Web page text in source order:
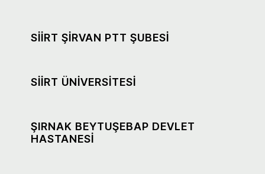
SİİRT ŞİRVAN PTT ŞUBESİ
SİİRT ÜNİVERSİTESİ
ŞIRNAK BEYTUŞEBAP DEVLET
HASTANESİ